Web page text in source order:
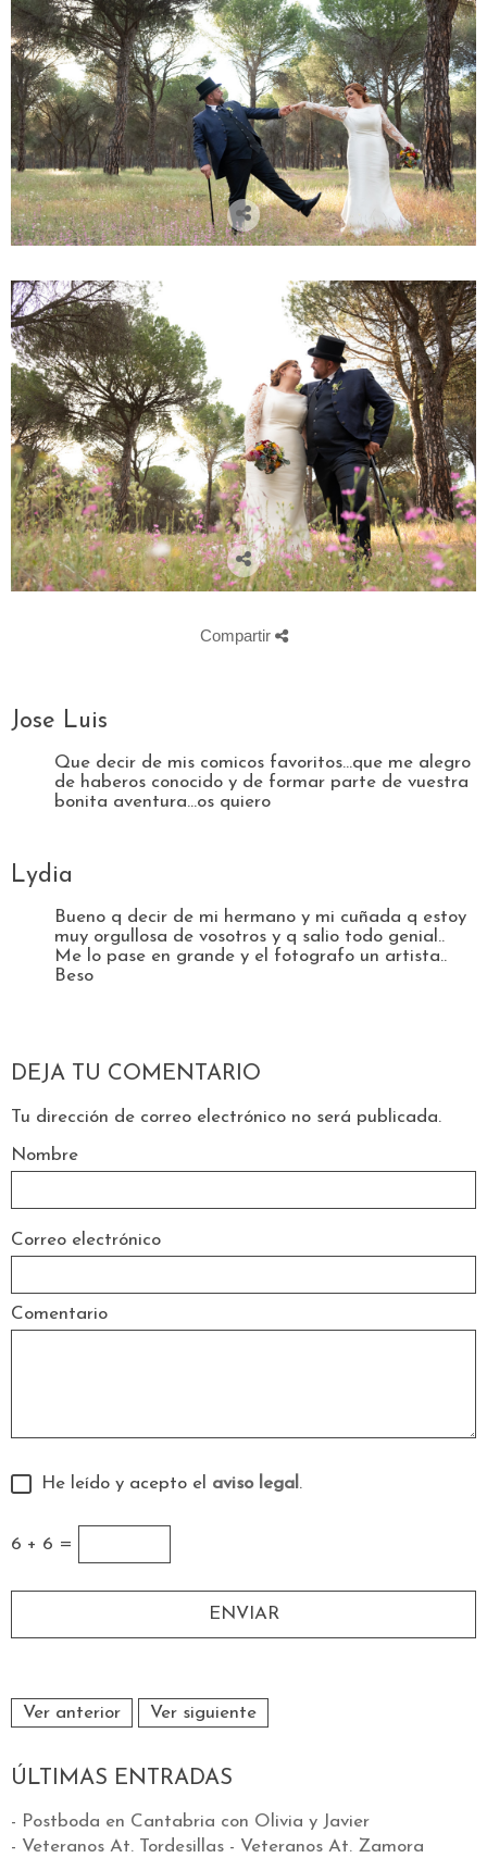
Compartir
Jose Luis
Que decir de mis comicos favoritos...que me alegro
de haberos conocido y de formar parte de vuestra
bonita aventura...os quiero
Lydia
Bueno q decir de mi hermano y mi cuñada q estoy
muy orgullosa de vosotros y q salio todo genial..
Me lo pase en grande y el fotografo un artista..
Beso
DEJA TU COMENTARIO
Tu dirección de correo electrónico no será publicada.
Nombre
Correo electrónico
Comentario
He leído y acepto el aviso legal .
6 + 6 =
Ver anterior Ver siguiente
ÚLTIMAS ENTRADAS
- Postboda en Cantabria con Olivia y Javier
- Veteranos At. Tordesillas - Veteranos At. Zamora